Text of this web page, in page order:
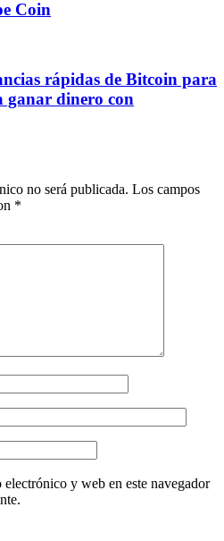
Coin
rápidas de Bitcoin para
ganar dinero con
no será publicada. Los campos
*
y web en este navegador